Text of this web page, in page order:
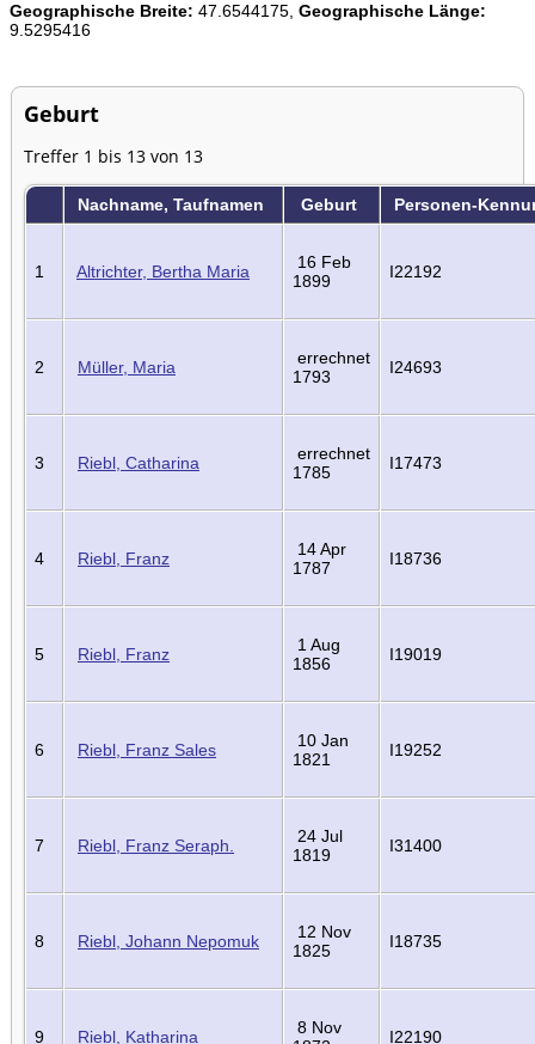
Geographische Breite: 47.6544175, Geographische Länge:
9.5295416
Geburt
Treffer 1 bis 13 von 13
Nachname, Taufnamen Geburt Personen-
1 Altrichter, Bertha Maria
16 Feb
1899
I22192
2 Müller, Maria
errechnet
1793
I24693
3 Riebl, Catharina
errechnet
1785
I17473
4 Riebl, Franz
14 Apr
1787
I18736
5 Riebl, Franz
1 Aug
1856
I19019
6 Riebl, Franz Sales
10 Jan
1821
I19252
7 Riebl, Franz Seraph.
24 Jul
1819
I31400
8 Riebl, Johann Nepomuk
12 Nov
1825
I18735
9 Riebl, Katharina
8 Nov
I22190